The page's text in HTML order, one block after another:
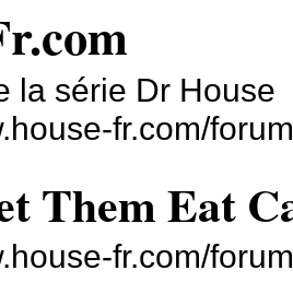
la série Dr House
fr.com/
Them Eat
fr.com/